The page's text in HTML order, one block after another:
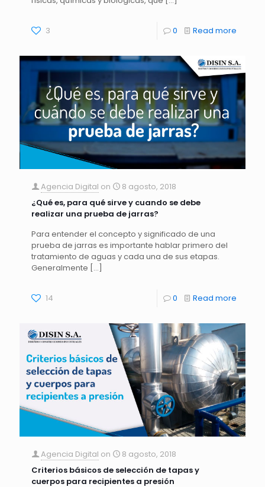
3 0 Read more
Agencia Digital on
8 agosto, 2018
¿Qué es, para qué sirve y cuando se debe
realizar una prueba de jarras?
Para entender el concepto y significado de una
prueba de jarras es importante hablar primero del
tratamiento de aguas y cada una de sus etapas.
Generalmente […]
14 0 Read more
Agencia Digital on
8 agosto, 2018
Criterios básicos de selección de tapas y
cuerpos para recipientes a presión